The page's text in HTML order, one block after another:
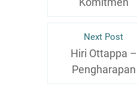
Next Post
Hiri Ottappa –
Pengharapan